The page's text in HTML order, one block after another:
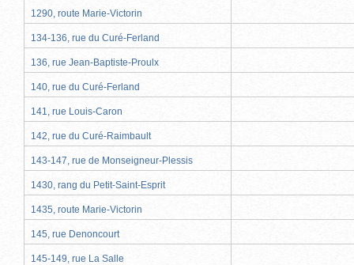
1290, route Marie-Victorin
134-136, rue du Curé-Ferland
136, rue Jean-Baptiste-Proulx
140, rue du Curé-Ferland
141, rue Louis-Caron
142, rue du Curé-Raimbault
143-147, rue de Monseigneur-Plessis
1430, rang du Petit-Saint-Esprit
1435, route Marie-Victorin
145, rue Denoncourt
145-149, rue La Salle